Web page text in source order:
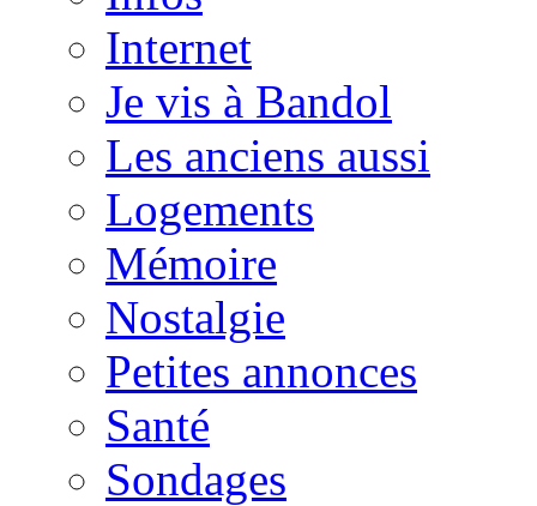
Internet
Je vis à Bandol
Les anciens aussi
Logements
Mémoire
Nostalgie
Petites annonces
Santé
Sondages